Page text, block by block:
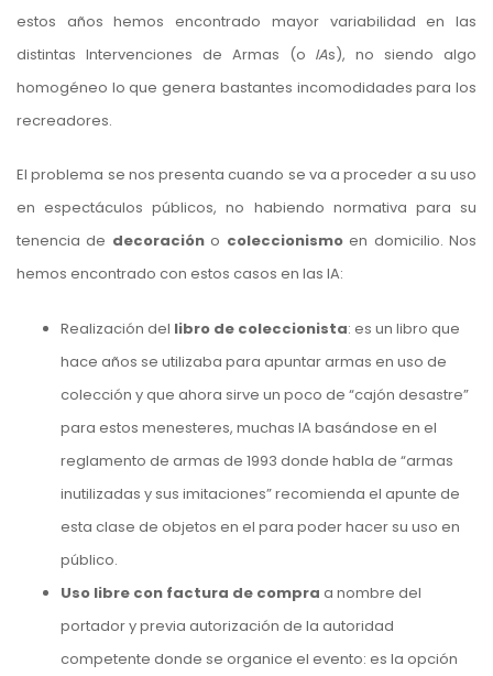
estos años hemos encontrado mayor variabilidad en las
distintas Intervenciones de Armas (o IAs), no siendo algo
homogéneo lo que genera bastantes incomodidades para los
recreadores.
El problema se nos presenta cuando se va a proceder a su uso
en espectáculos públicos, no habiendo normativa para su
tenencia de decoracióno coleccionismoen domicilio. Nos
hemos encontrado con estos casos en las IA:
Realización del libro de coleccionista: es un libro que
hace años se utilizaba para apuntar armas en uso de
colección y que ahora sirve un poco de “cajón desastre”
para estos menesteres, muchas IA basándose en el
reglamento de armas de 1993 donde habla de “armas
inutilizadas y sus imitaciones” recomienda el apunte de
esta clase de objetos en el para poder hacer su uso en
público.
Uso libre con factura de compra a nombre del
portador y previa autorización de la autoridad
competente donde se organice el evento: es la opción